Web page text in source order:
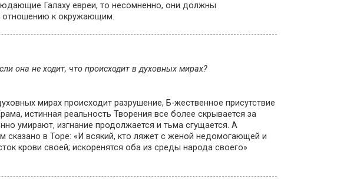
Галаху евреи, то несомненно, они должны
отношению к окружающим.
она не ходит, что происходит в духовных мирах?
мирах происходит разрушение, Б-жественное присутствие
истинная реальность Творения все более скрывается за
умирают, изгнание продолжается и тьма сгущается. А
сказано в Торе: «И всякий, кто ляжет с женой недомогающей и
крови своей; искоренятся оба из среды народа своего»